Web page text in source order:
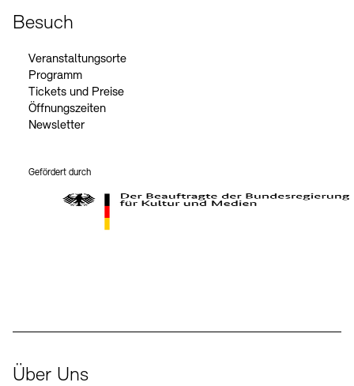
Besuch
Veranstaltungsorte
Programm
Tickets und Preise
Öffnungszeiten
Newsletter
Gefördert durch
Über Uns